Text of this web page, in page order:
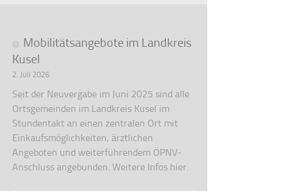
Mobilitätsangebote im Landkreis
Kusel
2. Juli 2026
Seit der Neuvergabe im Juni 2025 sind alle
Ortsgemeinden im Landkreis Kusel im
Stundentakt an einen zentralen Ort mit
Einkaufsmöglichkeiten, ärztlichen
Angeboten und weiterführendem ÖPNV-
Anschluss angebunden. Weitere Infos hier.